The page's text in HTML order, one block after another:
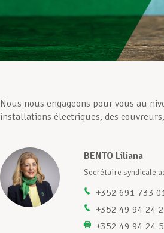
Nous nous engageons pour vous au
installations électriques, des
BENTO Liliana
Secrétaire syndicale
+352 691 733
+352 49 94 24
+352 49 94 24